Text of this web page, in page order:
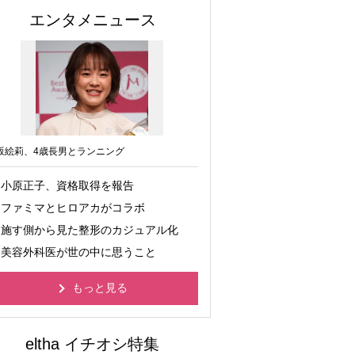
エンタメニュース
絵莉、4歳長男とランニング
小原正子、資格取得を報告
ファミマとヒロアカがコラボ
施す側から見た整形のカジュアル化
美容外科医が世の中に思うこと
もっと見る